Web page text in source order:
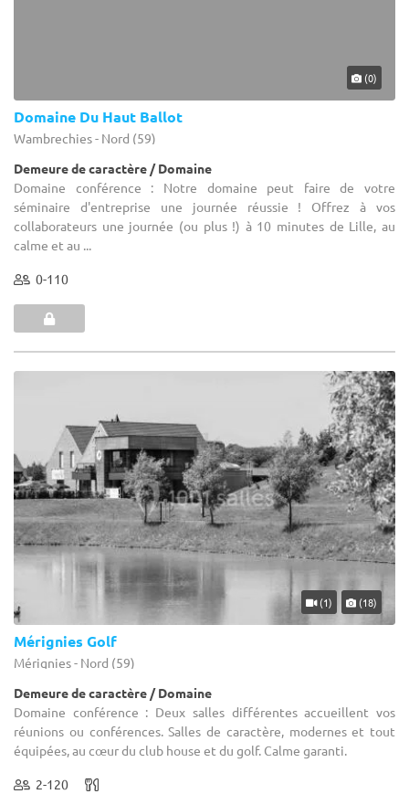
(0)
Domaine Du Haut Ballot
Wambrechies - Nord (59)
Demeure de caractère / Domaine
Domaine conférence : Notre domaine peut faire de votre
séminaire d'entreprise une journée réussie ! Offrez à vos
collaborateurs une journée (ou plus !) à 10 minutes de Lille, au
calme et au ...
0-110
(1) (18)
Mérignies Golf
Mérignies - Nord (59)
Demeure de caractère / Domaine
Domaine conférence : Deux salles différentes accueillent vos
réunions ou conférences. Salles de caractère, modernes et tout
équipées, au cœur du club house et du golf. Calme garanti.
2-120